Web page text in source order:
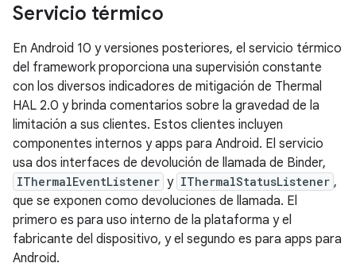
Servicio térmico
En Android 10 y versiones posteriores, el servicio térmico
del framework proporciona una supervisión constante
con los diversos indicadores de mitigación de Thermal
HAL 2.0 y brinda comentarios sobre la gravedad de la
limitación a sus clientes. Estos clientes incluyen
componentes internos y apps para Android. El servicio
usa dos interfaces de devolución de llamada de Binder,
IThermalEventListener y IThermalStatusListener ,
que se exponen como devoluciones de llamada. El
primero es para uso interno de la plataforma y el
fabricante del dispositivo, y el segundo es para apps para
Android.